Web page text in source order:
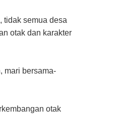
tidak semua desa
otak dan karakter
mari bersama-
otak